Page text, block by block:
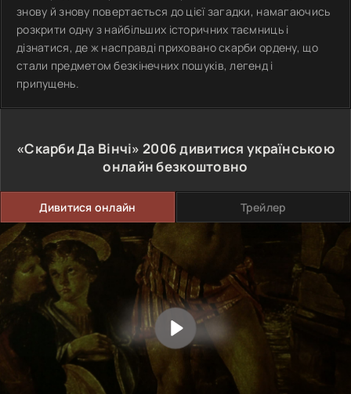
знову й знову повертається до цієї загадки, намагаючись
розкрити одну з найбільших історичних таємниць і
дізнатися, де ж насправді приховано скарби ордену, що
стали предметом безкінечних пошуків, легенд і
припущень.
«Скарби Да Вінчі»2006дивитися українською
онлайн безкоштовно
Дивитися онлайн Трейлер